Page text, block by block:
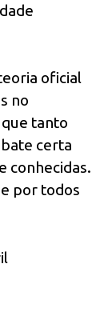
oficial
no
tanto
certa
conhecidas.
por todos